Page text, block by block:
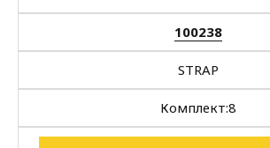
100238
STRAP
Комплект:8